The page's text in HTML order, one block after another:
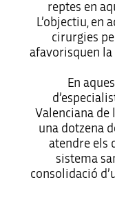
reptes en
L’objectiu, en
cirurgies
afavorisquen
En
Valenciana de
una dotzena
atendre els
sistema
consolidació